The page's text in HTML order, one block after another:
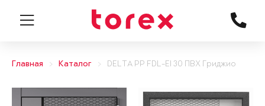
Главная Каталог DELTA PP FDL-EI 30 ПВХ Гриджио